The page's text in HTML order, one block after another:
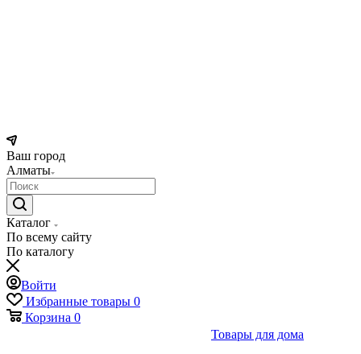
Ваш город
Алматы
Каталог
По всему сайту
По каталогу
Войти
Избранные товары 0
Корзина 0
Товары для дома